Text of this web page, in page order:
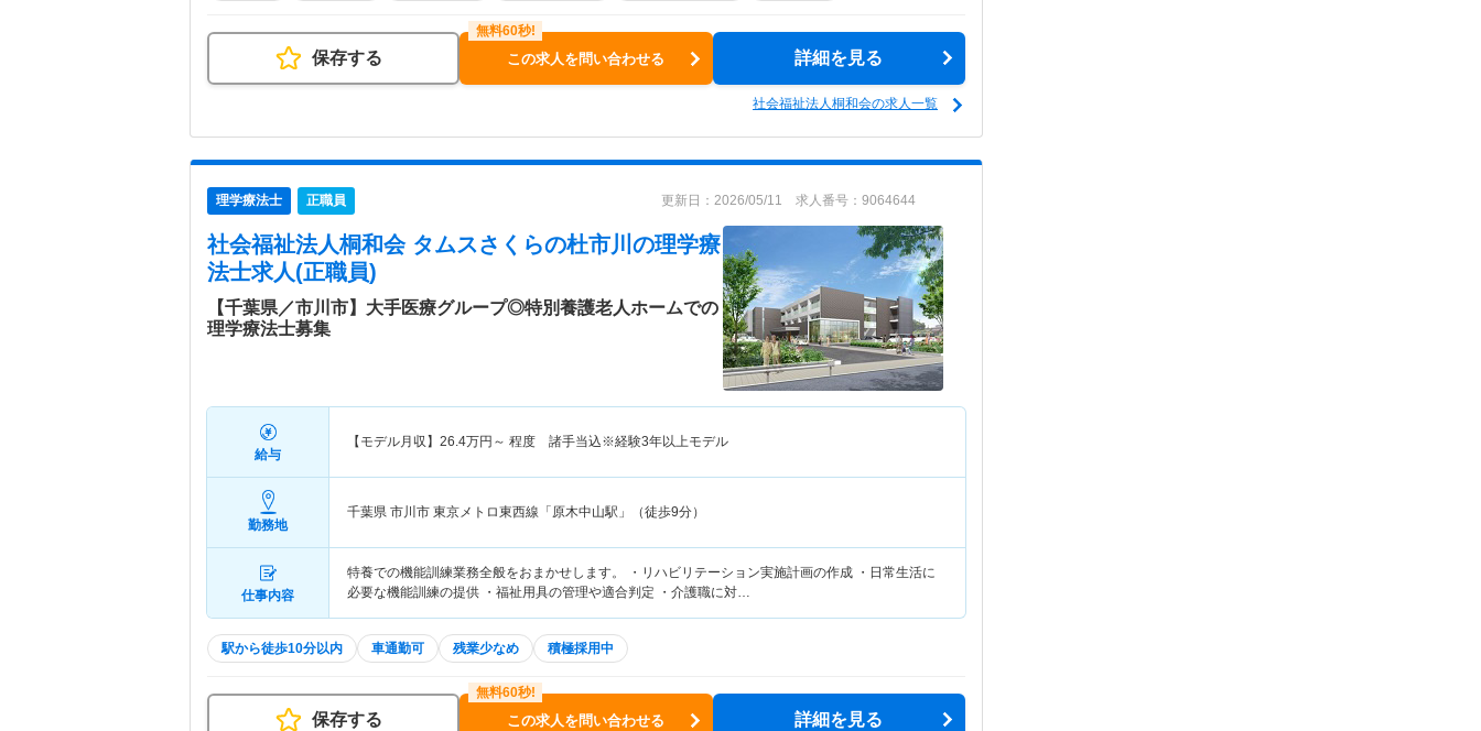
保存する この求人を問い合わせる 詳細を見る
社会福祉法人桐和会の求人一覧
理学療法士 正職員 更新日：2026/05/11 求人番号：9064644
社会福祉法人桐和会 タムスさくらの杜市川 の理学療
法士求人(正職員)
【千葉県／市川市】大手医療グループ◎特別養護老人ホームでの
理学療法士募集
給与
【モデル月収】 26.4万円～ 程度 諸手当込※経験3年以上モデル
勤務地
千葉県 市川市 東京メトロ東西線「原木中山駅」（徒歩9分）
仕事内容
特養での機能訓練業務全般をおまかせします。 ・リハビリテーション実施計画の作成 ・日常生活に
必要な機能訓練の提供 ・福祉用具の管理や適合判定 ・介護職に対…
駅から徒歩10分以内 車通勤可 残業少なめ 積極採用中
保存する この求人を問い合わせる 詳細を見る